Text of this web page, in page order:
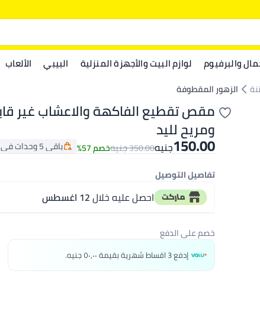
والبرفيوم لوازم البيت والأجهزة المنزلية البيبي الألعاب
الزهور المقطوفة
مقص تقطيع الفاكهة والاعشاب غير
ومريح لليد
جنيه150.00 جنيه350.00 خصم 57% باقي 5 وحدات في المخزون
باقي 5 وحدات في المخزون
تفاصيل التوصيل
احصل عليه خلال12 اغسطس
خصم على الدفع
إدفع 3 اقساط شهرية بقيمة ٥٠٫٠٠ جنيه.